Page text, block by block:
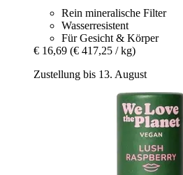
Rein mineralische Filter
Wasserresistent
Für Gesicht & Körper
€ 16,69 (€ 417,25 / kg)
Zustellung bis 13. August